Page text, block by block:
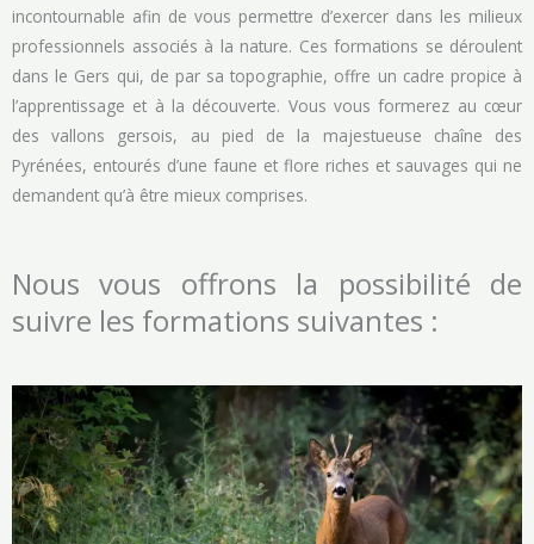
incontournable afin de vous permettre d’exercer dans les milieux
professionnels associés à la nature. Ces formations se déroulent
dans le Gers qui, de par sa topographie, offre un cadre propice à
l’apprentissage et à la découverte. Vous vous formerez au cœur
des vallons gersois, au pied de la majestueuse chaîne des
Pyrénées, entourés d’une faune et flore riches et sauvages qui ne
demandent qu’à être mieux comprises.
Nous vous offrons la possibilité de
suivre les formations suivantes :